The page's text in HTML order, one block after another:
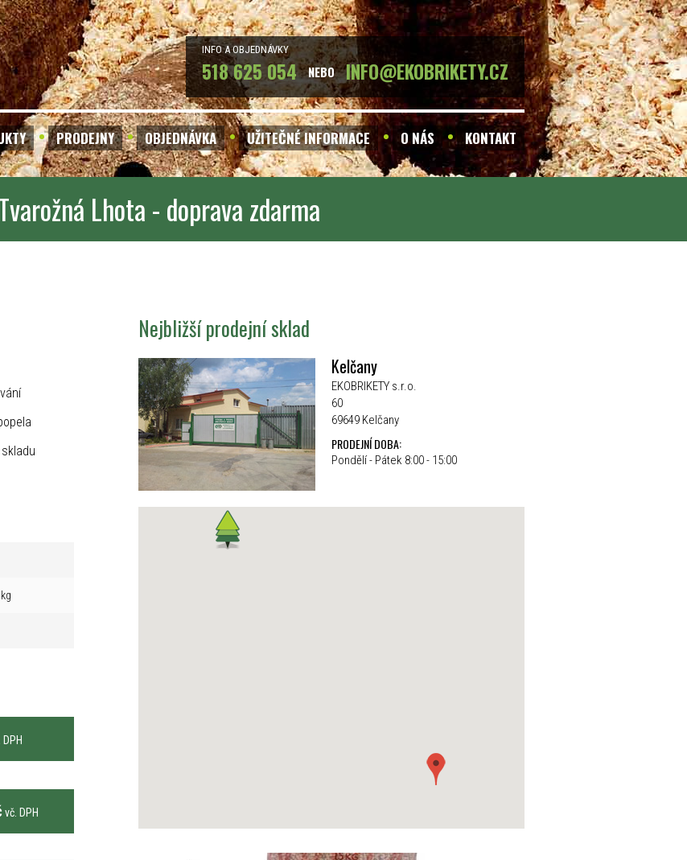
INFO A OBJEDNÁVKY
518 625 054 NEBO INFO@EKOBRIKETY.CZ
PRODEJNY OBJEDNÁVKA UŽITEČNÉ INFORMACE O NÁS KONTAKT
Lhota - doprava zdarma
DPH
vč. DPH
Nejbližší prodejní sklad
Kelčany
EKOBRIKETY s.r.o.
60
69649 Kelčany
PRODEJNÍ DOBA:
Pondělí - Pátek 8:00 - 15:00